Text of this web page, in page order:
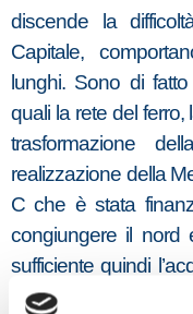
discende la
Capitale,
lunghi. Sono di
quali la rete del ferro,
trasformazione
realizzazione della
C che è stata
congiungere il nord
sufficiente quindi
realizzazione di vie